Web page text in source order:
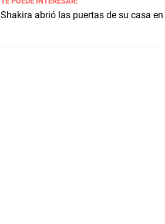
Shakira abrió las puertas de su casa